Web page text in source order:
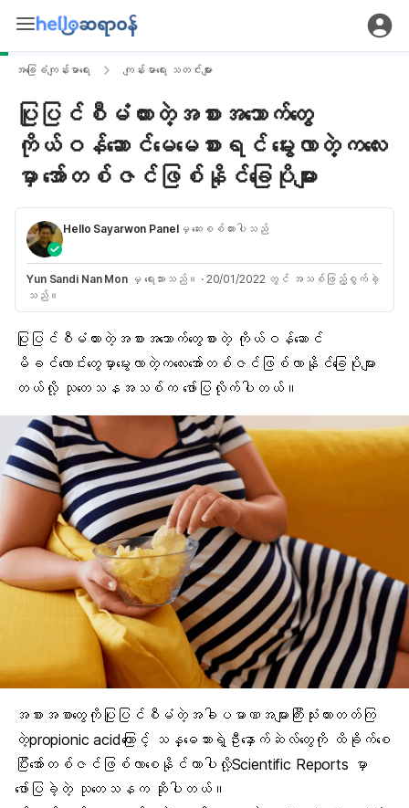
အခြေခံကျန်းမာရေး ကျန်းမာရေး သတင်းများ
ပြုပြင်စီမံထားတဲ့အစားအသောက်တွေ
ကိုယ်ဝန်ဆောင်မေမေစားရင် မွေးလာတဲ့ကလေး
မှာ အော်တစ်ဇင်ဖြစ်နိုင်ခြေပိုများ
Hello Sayarwon Panelမှ ဆေးစစ်ထားပါသည်
Yun Sandi Nan Monမှ ရေးသားသည်။ · 20/01/2022 တွင် အသစ်ဖြည့်စွက်ခဲ့
သည်။
ပြုပြင်စီမံထားတဲ့အစားအသောက်တွေစားတဲ့ ကိုယ်ဝန်ဆောင်
မိခင်လောင်းတွေမှာမွေးလာတဲ့ကလေးအော်တစ်ဇင်ဖြစ်လာနိုင်ခြေပိုများ
တယ်လို့ သုတေသနအသစ်က ဖော်ပြလိုက်ပါတယ်။
အစားအစာတွေကိုပြုပြင်စီမံတဲ့အခါပမာဏအများကြီးသုံးထားတတ်ကြ
တဲ့propionic acidကြောင့် သန္ဓေသားရဲ့ဦးနှောက်ဆဲလ်တွေကို ထိခိုက်စေ
ပြီးအော်တစ်ဇင်ဖြစ်လာစေနိုင်တာပါလို့Scientific Reports မှာ
ဖော်ပြခဲ့တဲ့ သုတေသနက ဆိုပါတယ်။